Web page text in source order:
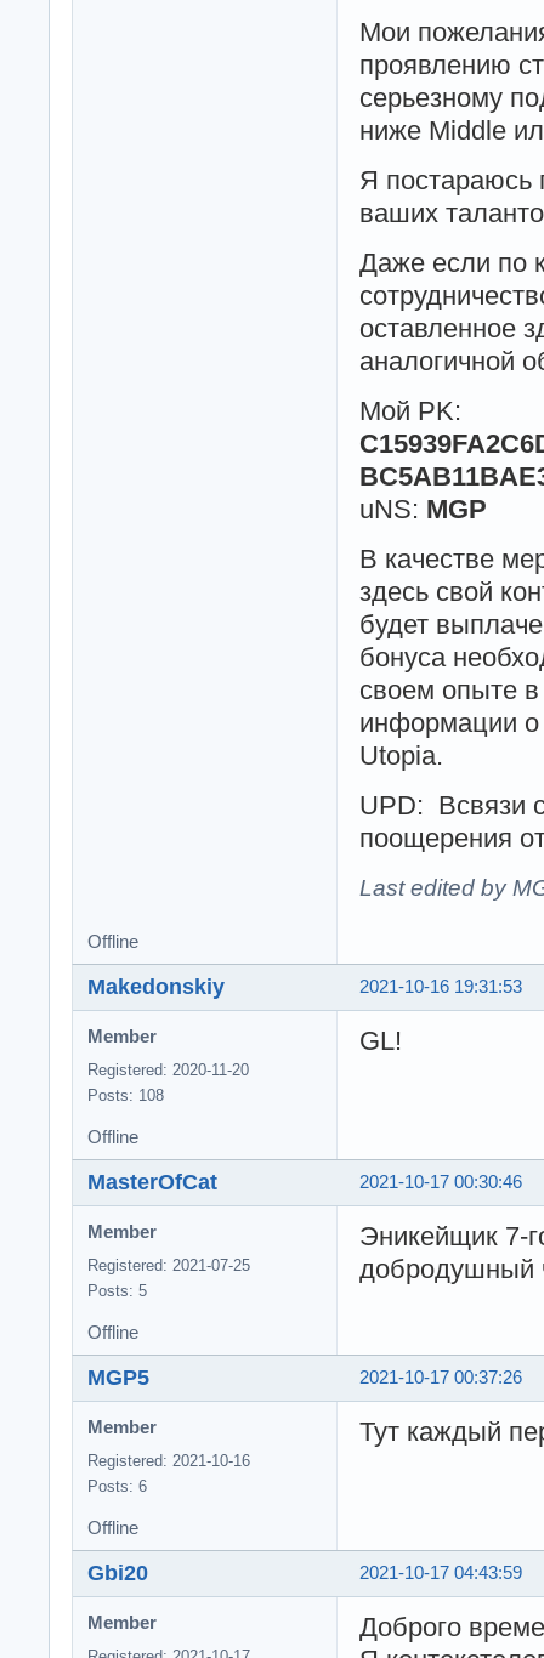
Мои
проявлению
серьезному
ниже Middle
Я постараюсь
ваших
Даже если по
оставленное
аналогичной
Мой PK:
uNS: MGP
В качестве
здесь свой
будет
бонуса
своем опыте
информации о
Utopia.
UPD: Всвязи
поощерения
Last edited by
Offline
2021-10-16 19:31:53
Makedonskiy
Member
Registered: 2020-11-20
Posts: 108
GL!
Offline
2021-10-17 00:30:46
MasterOfCat
Member
Registered: 2021-07-25
Posts: 5
Эникейщик 7-
добродушный
Offline
2021-10-17 00:37:26
MGP5
Member
Registered: 2021-10-16
Posts: 6
Тут каждый
Offline
2021-10-17 04:43:59
Gbi20
Member
Доброго